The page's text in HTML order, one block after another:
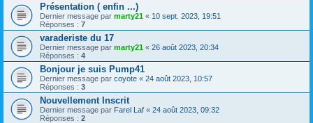
Présentation ( enfin ...)
Dernier message par marty21 « 10 sept. 2023, 19:51
Réponses : 7
varaderiste du 17
Dernier message par marty21 « 26 août 2023, 20:34
Réponses : 4
Bonjour je suis Pump41
Dernier message par coyote « 24 août 2023, 10:57
Réponses : 3
Nouvellement Inscrit
Dernier message par Farel Laf « 24 août 2023, 09:32
Réponses : 2